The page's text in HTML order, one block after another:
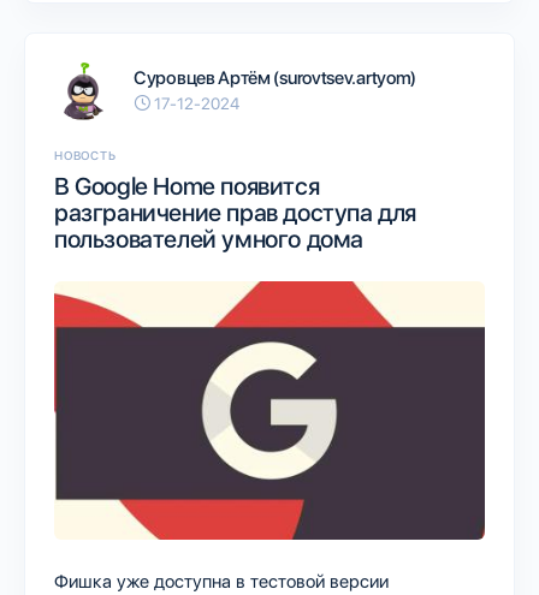
Суровцев Артём (surovtsev.artyom)
17-12-2024
НОВОСТЬ
В Google Home появится
разграничение прав доступа для
пользователей умного дома
Фишка уже доступна в тестовой версии